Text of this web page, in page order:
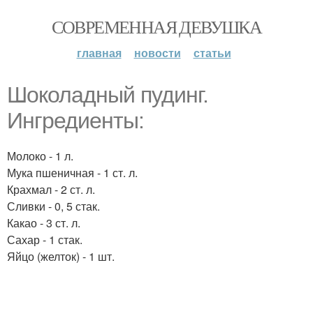
СОВРЕМЕННАЯ ДЕВУШКА
главная новости статьи
Шоколадный пудинг.
Ингредиенты:
Молоко - 1 л.
Мука пшеничная - 1 ст. л.
Крахмал - 2 ст. л.
Сливки - 0, 5 стак.
Какао - 3 ст. л.
Сахар - 1 стак.
Яйцо (желток) - 1 шт.